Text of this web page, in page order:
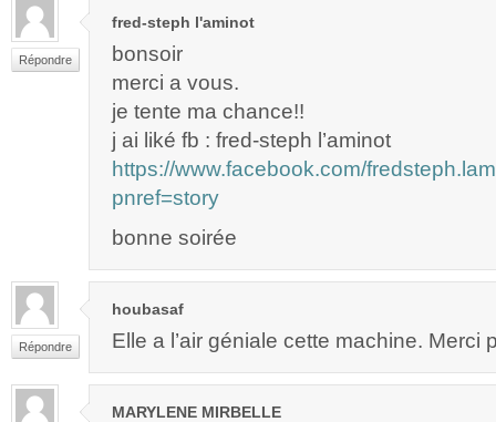
Répondre
fred-steph l'aminot
bonsoir
merci a vous.
je tente ma chance!!
j ai liké fb : fred-steph l’aminot
https://www.facebook.com/
pnref=story
bonne soirée
Répondre
houbasaf
Elle a l’air géniale cette machine. Merci
MARYLENE MIRBELLE